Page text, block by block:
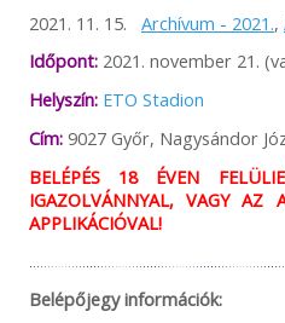
2021. 11. 15. Archívum - 2021.,
Időpont:2021. november 21.
Helyszín: ETO Stadion
Cím:9027 Győr, Nagysándor
BELÉPÉS 18 ÉVEN
IGAZOLVÁNNYAL, VAGY AZ
APPLIKÁCIÓVAL!
Belépőjegy információk: